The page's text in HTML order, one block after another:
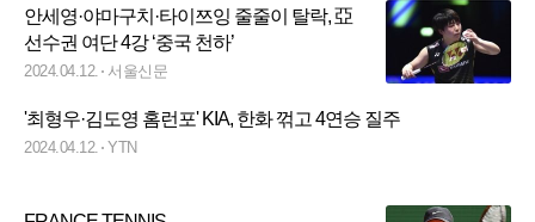
안세영·야마구치·타이쯔잉 줄줄이 탈락, 亞
선수권 여단 4강 ‘중국 천하’
2024.04.12. 서울신문
'최형우·김도영 홈런포' KIA, 한화 꺾고 4연승 질주
2024.04.12. YTN